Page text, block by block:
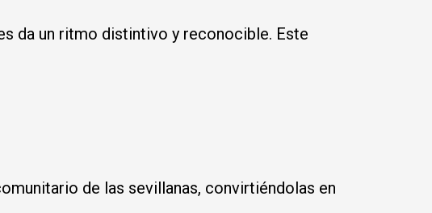
da un ritmo distintivo y reconocible. Este
de las sevillanas, convirtiéndolas en